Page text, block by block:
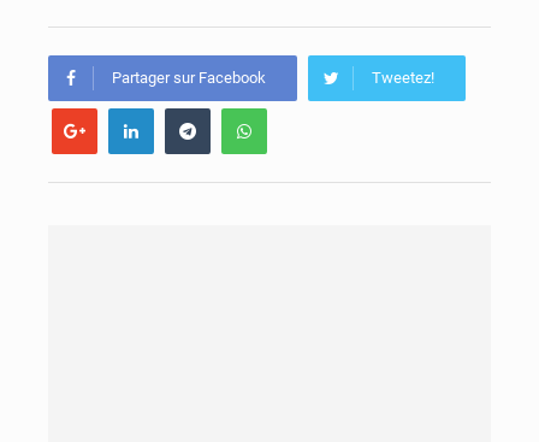
Partager sur Facebook Tweetez!